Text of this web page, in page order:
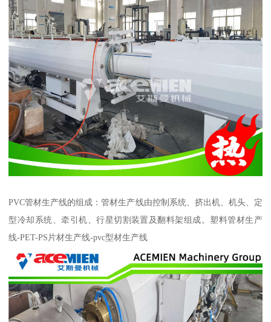
PVC管材生产线的组成：管材生产线由控制系统、挤出机、机头、定
型冷却系统、牵引机、行星切割装置及翻料架组成。塑料管材生产
线-PET-PS片材生产线-pvc型材生产线